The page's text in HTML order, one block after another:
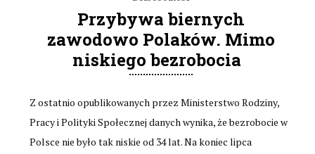
Przybywa biernych
zawodowo Polaków. Mimo
niskiego bezrobocia
Z ostatnio opublikowanych przez Ministerstwo Rodziny,
Pracy i Polityki Społecznej danych wynika, że bezrobocie w
Polsce nie było tak niskie od 34 lat. Na koniec lipca